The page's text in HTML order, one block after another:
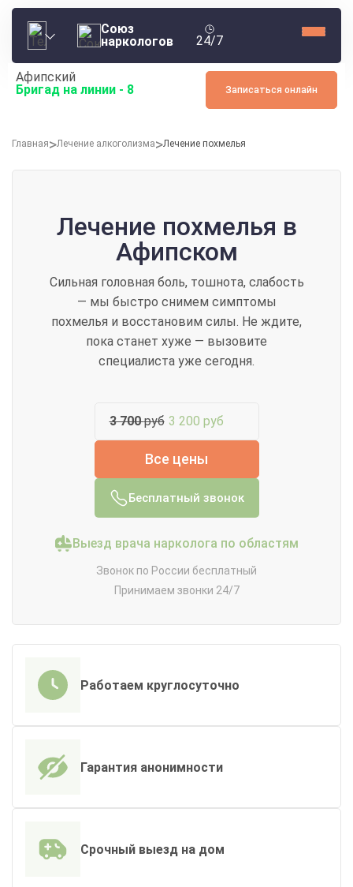
Союз
наркологов
24/7
Афипский
Бригад на линии - 8 Записаться онлайн
Главная Лечение алкоголизма Лечение похмелья
Лечение похмелья в
Афипском
Сильная головная боль, тошнота, слабость
— мы быстро снимем симптомы
похмелья и восстановим силы. Не ждите,
пока станет хуже — вызовите
специалиста уже сегодня.
3 700руб 3 200 руб
Все цены
Бесплатный звонок
Выезд врача нарколога по областям
Звонок по России бесплатный
Принимаем звонки 24/7
Работаем круглосуточно
Гарантия анонимности
Срочный выезд на дом